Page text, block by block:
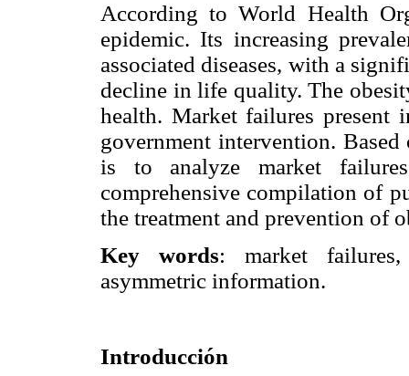
According to World Health
epidemic. Its increasing
associated diseases, with a
decline in life quality. The
health. Market failures present
government intervention.
is to analyze market
comprehensive compilation of
the treatment and prevention of
Key words: market
asymmetric information.
Introducción